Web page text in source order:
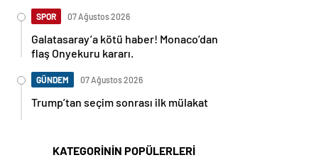
SPOR 07 Ağustos 2026
Galatasaray’a kötü haber! Monaco’dan
flaş Onyekuru kararı.
GÜNDEM 07 Ağustos 2026
Trump’tan seçim sonrası ilk mülakat
KATEGORİNİN POPÜLERLERİ